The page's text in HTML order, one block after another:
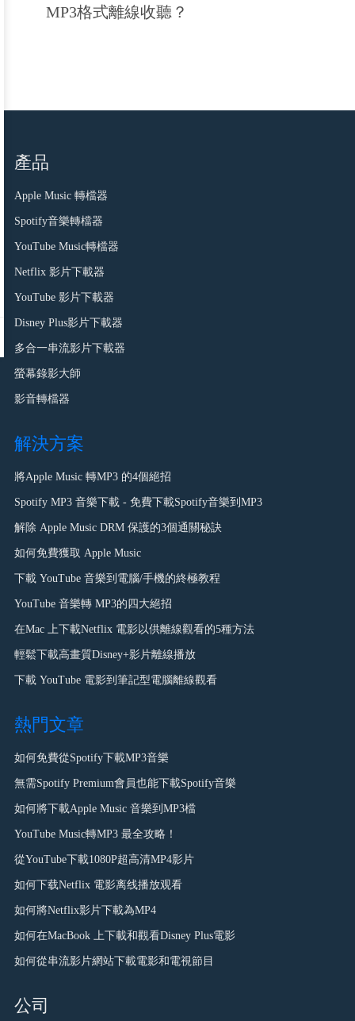
MP3格式離線收聽？
產品
Apple Music 轉檔器
Spotify音樂轉檔器
YouTube Music轉檔器
Netflix 影片下載器
YouTube 影片下載器
Disney Plus影片下載器
多合一串流影片下載器
螢幕錄影大師
影音轉檔器
解決方案
將Apple Music 轉MP3 的4個絕招
Spotify MP3 音樂下載 - 免費下載Spotify音樂到MP3
解除 Apple Music DRM 保護的3個通關秘訣
如何免費獲取 Apple Music
下載 YouTube 音樂到電腦/手機的終極教程
YouTube 音樂轉 MP3的四大絕招
在Mac 上下載Netflix 電影以供離線觀看的5種方法
輕鬆下載高畫質Disney+影片離線播放
下載 YouTube 電影到筆記型電腦離線觀看
熱門文章
如何免費從Spotify下載MP3音樂
無需Spotify Premium會員也能下載Spotify音樂
如何將下載Apple Music 音樂到MP3檔
YouTube Music轉MP3 最全攻略！
從YouTube下載1080P超高清MP4影片
如何下载Netflix 電影离线播放观看
如何將Netflix影片下載為MP4
如何在MacBook 上下載和觀看Disney Plus電影
如何從串流影片網站下載電影和電視節目
公司